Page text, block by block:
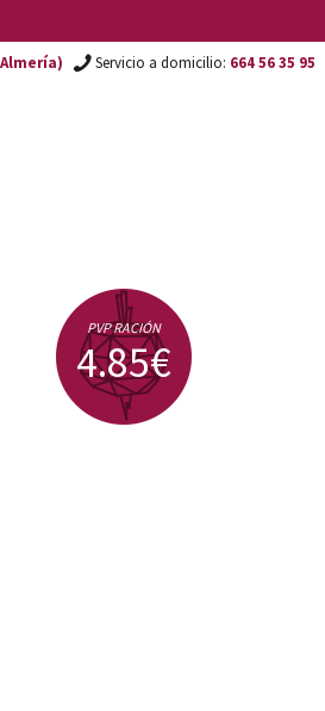
Servicio a domicilio: 664 56 35 95
PVP RACIÓN
4.85€